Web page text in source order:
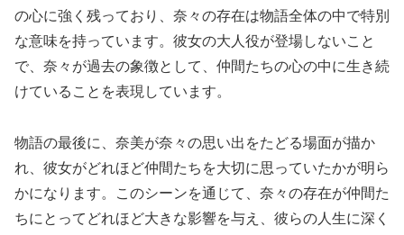
の心に強く残っており、奈々の存在は物語全体の中で特別
な意味を持っています。彼女の大人役が登場しないこと
で、奈々が過去の象徴として、仲間たちの心の中に生き続
けていることを表現しています。
物語の最後に、奈美が奈々の思い出をたどる場面が描か
れ、彼女がどれほど仲間たちを大切に思っていたかが明ら
かになります。このシーンを通じて、奈々の存在が仲間た
ちにとってどれほど大きな影響を与え、彼らの人生に深く